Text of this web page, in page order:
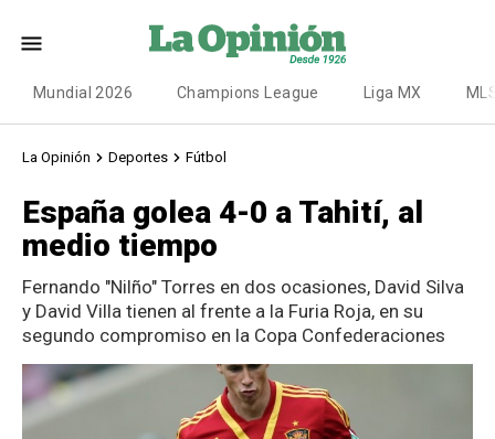
Mundial 2026 Champions League Liga MX
La Opinión Deportes Fútbol
España golea 4-0 a Tahití, al
medio tiempo
Fernando "Nilño" Torres en dos ocasiones, David Silva
y David Villa tienen al frente a la Furia Roja, en su
segundo compromiso en la Copa Confederaciones